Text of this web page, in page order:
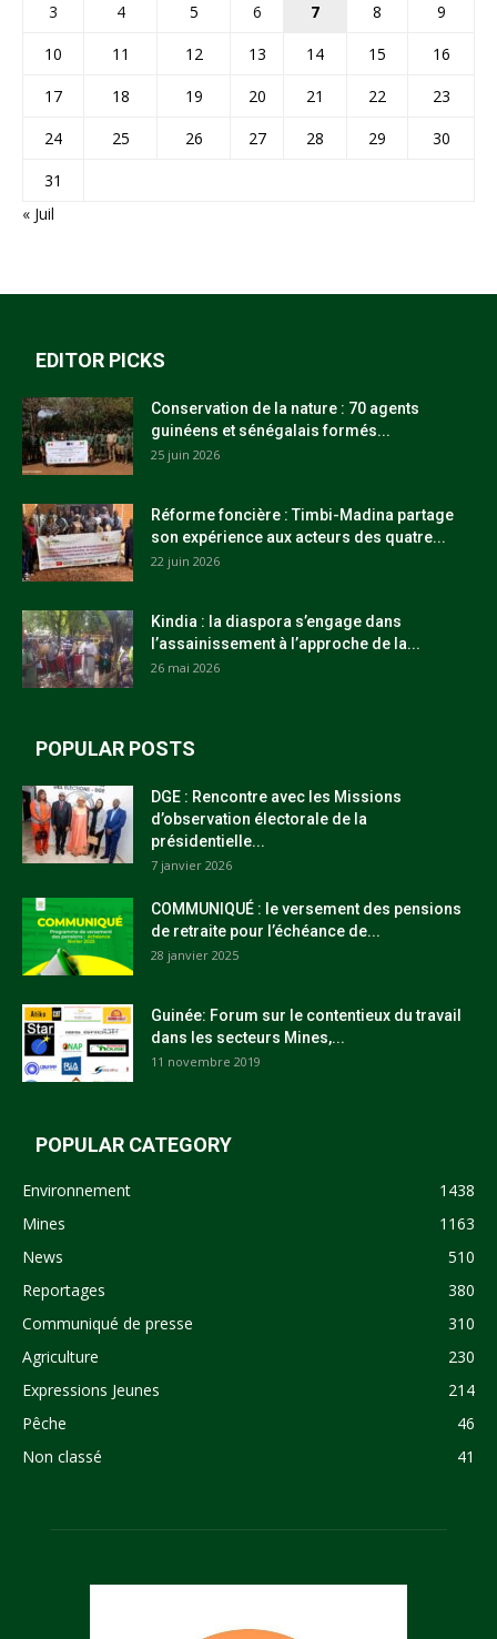
3
4 5 6 7 8
9
10
11 12 13 14 15
16
17
18 19 20 21 22
23
24
25 26 27 28 29
30
31
« Juil
EDITOR PICKS
Conservation de la nature : 70 agents
guinéens et sénégalais formés...
25 juin 2026
Réforme foncière : Timbi-Madina partage
son expérience aux acteurs des quatre...
22 juin 2026
Kindia : la diaspora s’engage dans
l’assainissement à l’approche de la...
26 mai 2026
POPULAR POSTS
DGE : Rencontre avec les Missions
d’observation électorale de la
présidentielle...
7 janvier 2026
COMMUNIQUÉ : le versement des pensions
de retraite pour l’échéance de...
28 janvier 2025
Guinée: Forum sur le contentieux du travail
dans les secteurs Mines,...
11 novembre 2019
POPULAR CATEGORY
Environnement
1438
Mines
1163
News
510
Reportages
380
Communiqué de presse
310
Agriculture
230
Expressions Jeunes
214
Pêche
46
Non classé
41